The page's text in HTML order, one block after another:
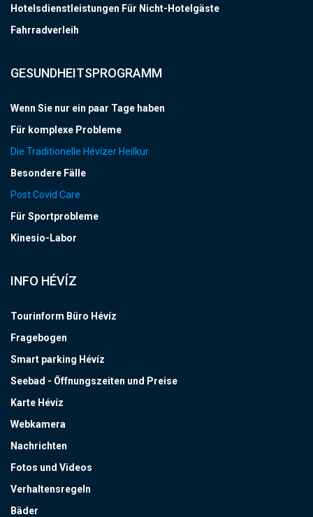
Hotelsdienstleistungen Für Nicht-Hotelgäste
Fahrradverleih
GESUNDHEITSPROGRAMM
Wenn Sie nur ein paar Tage haben
Für komplexe Probleme
Die Traditionelle Hévízer Heilkur
Besondere Fälle
Post Covid Care
Für Sportprobleme
Kinesio-Labor
INFO HÉVÍZ
Tourinform Büro Hévíz
Fragebogen
Smart parking Hévíz
Seebad - Öffnungszeiten und Preise
Karte Hévíz
Webkamera
Nachrichten
Fotos und Videos
Verhaltensregeln
Bäder